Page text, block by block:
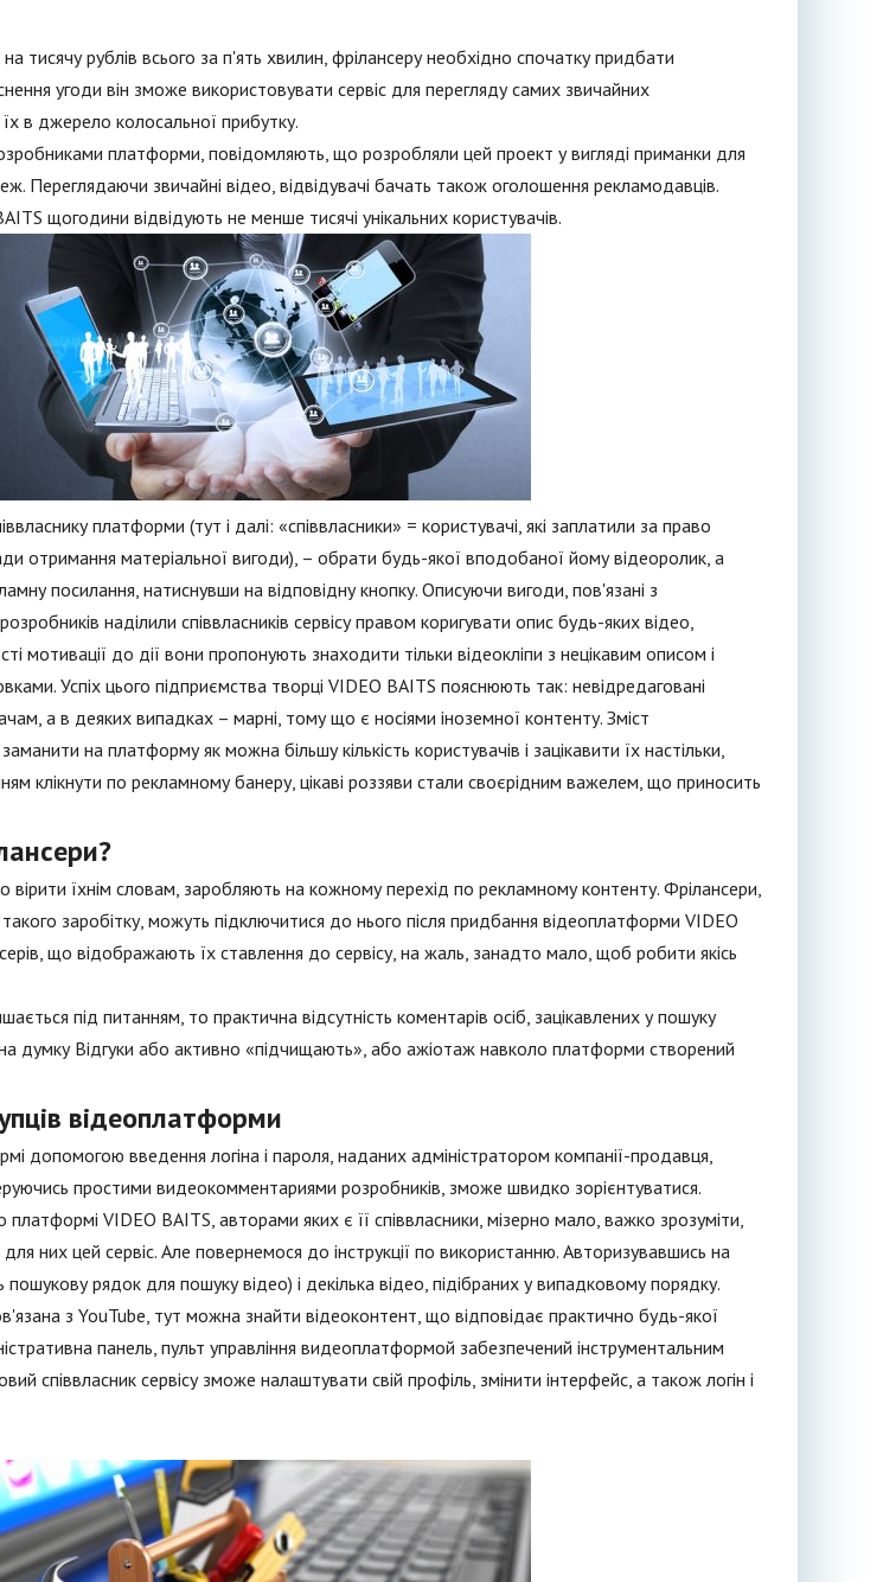
тисячу рублів всього за п'ять хвилин, фрілансеру необхідно спочатку придбати
угоди він зможе використовувати сервіс для перегляду самих звичайних
в джерело колосальної прибутку.
платформи, повідомляють, що розробляли цей проект у вигляді приманки для
Переглядаючи звичайні відео, відвідувачі бачать також оголошення рекламодавців.
щогодини відвідують не менше тисячі унікальних користувачів.
платформи (тут і далі: «співвласники» = користувачі, які заплатили за право
отримання матеріальної вигоди), – обрати будь-якої вподобаної йому відеоролик, а
посилання, натиснувши на відповідну кнопку. Описуючи вигоди, пов'язані з
наділили співвласників сервісу правом коригувати опис будь-яких відео,
мотивації до дії вони пропонують знаходити тільки відеокліпи з нецікавим описом і
Успіх цього підприємства творці VIDEO BAITS пояснюють так: невідредаговані
а в деяких випадках – марні, тому що є носіями іноземної контенту. Зміст
на платформу як можна більшу кількість користувачів і зацікавити їх настільки,
клікнути по рекламному банеру, цікаві роззяви стали своєрідним важелем, що приносить
їхнім словам, заробляють на кожному перехід по рекламному контенту. Фрілансери,
такого заробітку, можуть підключитися до нього після придбання відеоплатформи VIDEO
що відображають їх ставлення до сервісу, на жаль, занадто мало, щоб робити якісь
під питанням, то практична відсутність коментарів осіб, зацікавлених у пошуку
думку Відгуки або активно «підчищають», або ажіотаж навколо платформи створений
відеоплатформи
допомогою введення логіна і пароля, наданих адміністратором компанії-продавця,
простими видеокомментариями розробників, зможе швидко зорієнтуватися.
платформі VIDEO BAITS, авторами яких є її співвласники, мізерно мало, важко зрозуміти,
для них цей сервіс. Але повернемося до інструкції по використанню. Авторизувавшись на
рядок для пошуку відео) і декілька відео, підібраних у випадковому порядку.
з YouTube, тут можна знайти відеоконтент, що відповідає практично будь-якої
панель, пульт управління видеоплатформой забезпечений інструментальним
співвласник сервісу зможе налаштувати свій профіль, змінити інтерфейс, а також логін і